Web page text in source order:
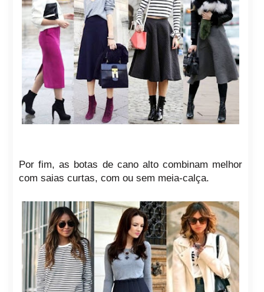
Por fim, as botas de cano alto combinam melhor
com saias curtas, com ou sem meia-calça.